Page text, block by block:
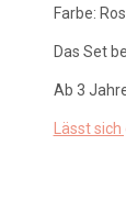
Farbe:
Das Set
Ab 3
Lässt